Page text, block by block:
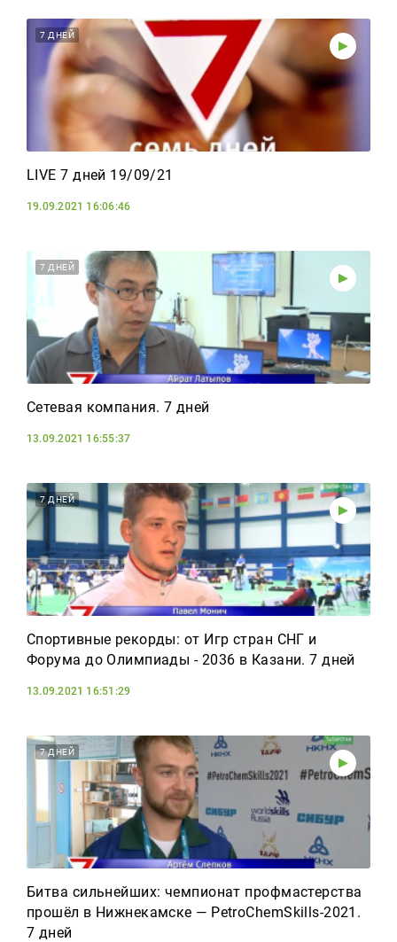
7 ДНЕЙ
LIVE 7 дней 19/09/21
19.09.2021 16:06:46
7 ДНЕЙ
Сетевая компания. 7 дней
13.09.2021 16:55:37
7 ДНЕЙ
Спортивные рекорды: от Игр стран СНГ и
Форума до Олимпиады - 2036 в Казани. 7 дней
13.09.2021 16:51:29
7 ДНЕЙ
Битва сильнейших: чемпионат профмастерства
прошёл в Нижнекамске — PetroChemSkills-2021.
7 дней